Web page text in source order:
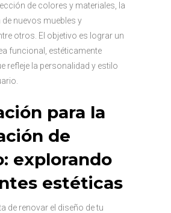
de colores y materiales, la
nuevos muebles y
otros. El objetivo es lograr un
funcional, estéticamente
refleje la personalidad y estilo
para la
de
explorando
estéticas
de renovar el diseño de tu